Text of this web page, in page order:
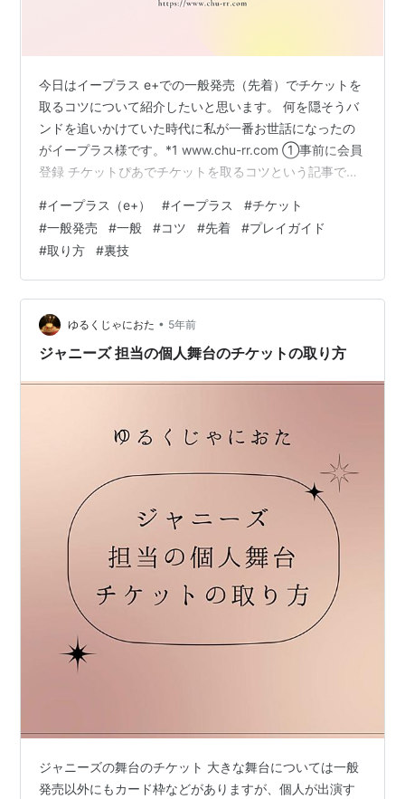
今日はイープラス e+での一般発売（先着）でチケットを
取るコツについて紹介したいと思います。 何を隠そうバ
ンドを追いかけていた時代に私が一番お世話になったの
がイープラス様です。*1 www.chu-rr.com ①事前に会員
登録 チケットぴあでチケットを取るコツという記事でも
員登録とクレジットカードの登録を済ませておきましょ
う。 もうすでに登録済みの方もクレジットカードの有効
期限が切れていないかを確認しておきましょう。 ②事前
に販売ページをブックマーク 特に土日の10時に一般発売
が予定されている場合には、当日はイープラス自体が混
み合ってアクセ…
#イープラス（e+） #イープラス #チケット
#一般発売 #一般 #コツ #先着 #プレイガイド
#取り方 #裏技
ゆるくじゃにおた • 5年前
ジャニーズ 担当の個人舞台のチケットの取り方
ジャニーズの舞台のチケット 大きな舞台については一般
発売以外にもカード枠などがありますが、個人が出演す